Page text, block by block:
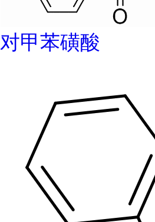
对甲苯磺酸